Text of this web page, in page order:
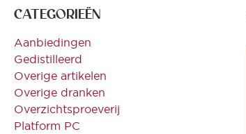
CATEGORIEËN
Aanbiedingen
Gedistilleerd
Overige artikelen
Overige dranken
Overzichtsproeverij
Platform PC